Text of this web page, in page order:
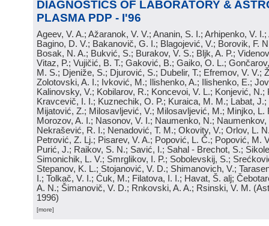
DIAGNOSTICS OF LABORATORY &
PLASMA PDP - I'96
Ageev, V. A.; Ažaranok, V. V.; Ananin, S. I.; Arhipenko, V.
Bagino, D. V.; Bakanovič, G. I.; Blagojević, V.; Borovik, F.
Bosak, N. A.; Bukvić, S.; Burakov, V. S.; Bljk, A. P.;
Vitaz, P.; Vujičić, B. T.; Gaković, B.; Gaiko, O. L.;
M. S.; Djeniže, S.; Djurović, S.; Dubelir, T.; Efremov, V. V.;
Zolotovski, A. I.; Ivković, M.; Ilishenko, A.; Ilishenko, E.;
Kalinovsky, V.; Kobilarov, R.; Koncevoi, V. L.; Konjević, N.;
Kravcevič, I. I.; Kuznechik, O. P.; Kuraica, M. M.; Labat,
Mijatović, Z.; Milosavljević, V.; Milosavljević, M.; Minjko, L.
Morozov, A. I.; Nasonov, V. I.; Naumenko, N.; Naumenkov,
Nekrašević, R. I.; Nenadović, T. M.; Okovity, V.; Orlov, L.
Petrović, Z. Lj.; Pisarev, V. A.; Popović, L. Č.; Popović, M.
Purić, J.; Raikov, S. N.; Savić, I.; Sahal - Brechot, S.;
Simonichik, L. V.; Smrglikov, I. P.; Sobolevskij, S.;
Stepanov, K. L.; Stojanović, V. D.; Shimanovich, V.;
I.; Tolkač, V. I.; Ćuk, M.; Filatova, I. I.; Havat, Š. alj;
A. N.; Šimanovič, V. D.; Rnkovski, A. A.; Rsinski, V. M. (
1996)
[more]